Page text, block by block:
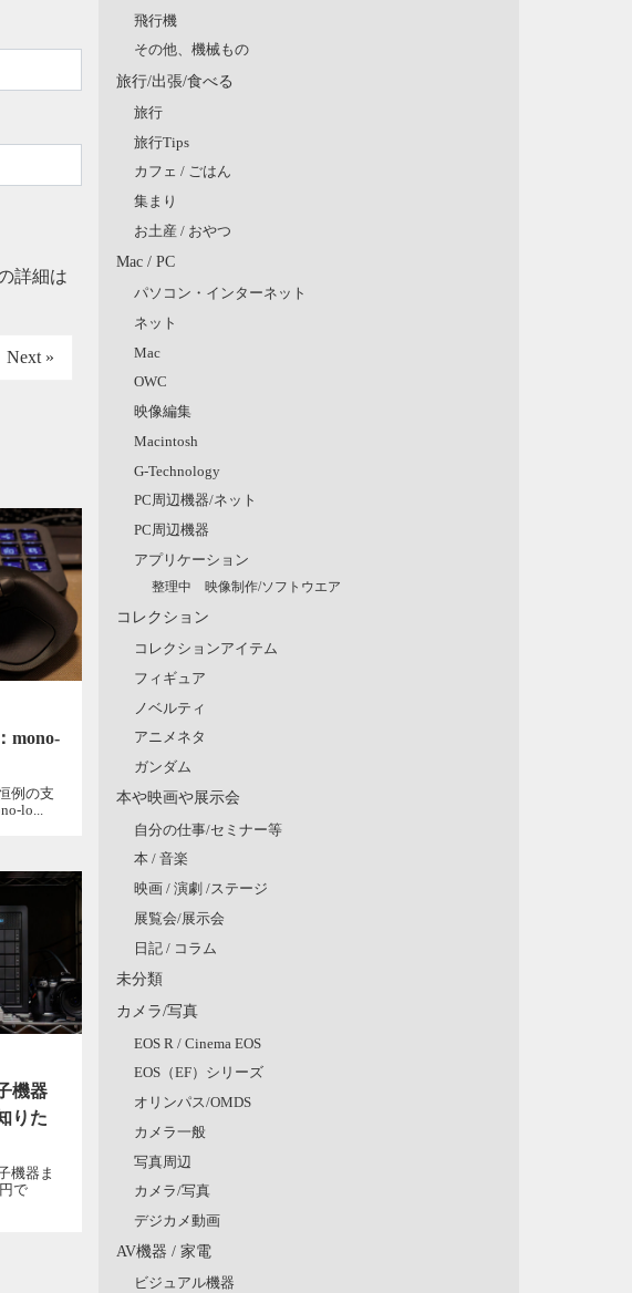
詳細は
Next »
mono-
例の支
lo...
機器
りた
機器ま
で
飛行機
その他、機械もの
旅行/出張/食べる
旅行
旅行Tips
カフェ / ごはん
集まり
お土産 / おやつ
Mac / PC
パソコン・インターネット
ネット
Mac
OWC
映像編集
Macintosh
G-Technology
PC周辺機器/ネット
PC周辺機器
アプリケーション
整理中 映像制作/ソフトウエア
コレクション
コレクションアイテム
フィギュア
ノベルティ
アニメネタ
ガンダム
本や映画や展示会
自分の仕事/セミナー等
本 / 音楽
映画 / 演劇 /ステージ
展覧会/展示会
日記 / コラム
未分類
カメラ/写真
EOS R / Cinema EOS
EOS（EF）シリーズ
オリンパス/OMDS
カメラ一般
写真周辺
カメラ/写真
デジカメ動画
AV機器 / 家電
ビジュアル機器